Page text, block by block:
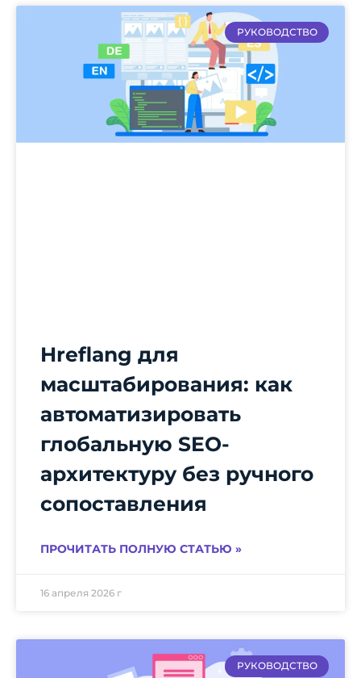
РУКОВОДСТВО
Hreflang для
масштабирования: как
автоматизировать
глобальную SEO-
архитектуру без ручного
сопоставления
ПРОЧИТАТЬ ПОЛНУЮ СТАТЬЮ »
16 апреля 2026 г
РУКОВОДСТВО